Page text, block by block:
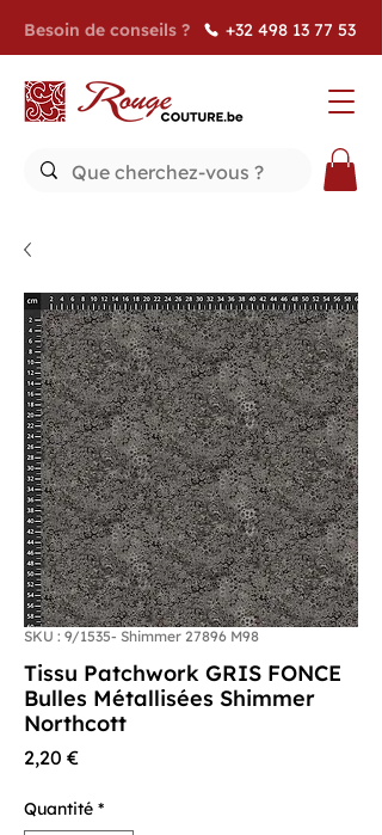
Besoin de conseils ? +32 498 13 77 53
SKU : 9/1535- Shimmer 27896 M98
Tissu Patchwork GRIS FONCE
Bulles Métallisées Shimmer
Northcott
2,20 €Prix
Quantité *